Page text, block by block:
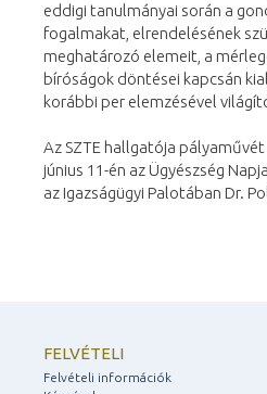
eddigi tanulmányai során a
fogalmakat, elrendelésének
meghatározó elemeit, a
bíróságok döntései kapcsán
korábbi per elemzésével
Az SZTE hallgatója
június 11-én az Ügyészség
az Igazságügyi Palotában Dr.
FELVÉTELI
Felvételi információk